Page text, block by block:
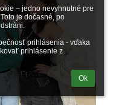
– jedno nevyhnutné pre
je dočasné, po
prihlásenia - vďaka
prihlásenie z
Ok